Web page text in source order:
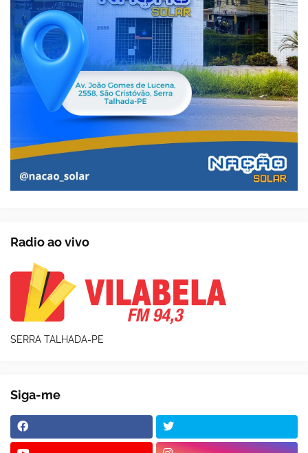
Radio ao vivo
SERRA TALHADA-PE
Siga-me